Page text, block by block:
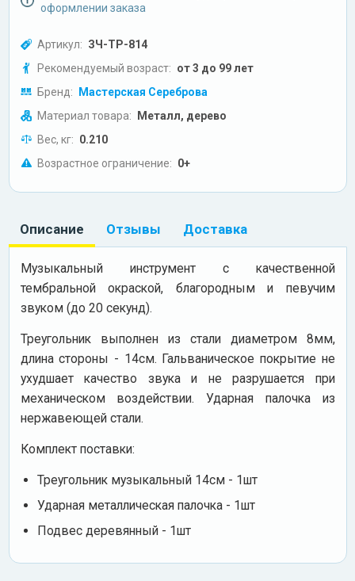
оформлении заказа
Артикул: ЗЧ-ТР-814
Рекомендуемый возраст: от 3 до 99 лет
Бренд: Мастерская Сереброва
Материал товара: Металл, дерево
Вес, кг: 0.210
Возрастное ограничение: 0+
Описание Отзывы Доставка
Музыкальный инструмент с качественной
тембральной окраской, благородным и певучим
звуком (до 20 секунд).
Треугольник выполнен из стали диаметром 8мм,
длина стороны - 14см. Гальваническое покрытие не
ухудшает качество звука и не разрушается при
механическом воздействии. Ударная палочка из
нержавеющей стали.
Комплект поставки:
Треугольник музыкальный 14см - 1шт
Ударная металлическая палочка - 1шт
Подвес деревянный - 1шт